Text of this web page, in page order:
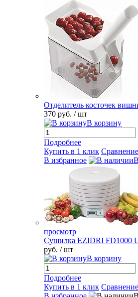
Отделитель косточек
370 руб. / шт
В корзину
Подробнее
Купить в 1 клик Сравнение
В избранное
просмотр
Сушилка EZIDRI FD1000
руб. / шт
В корзину
Подробнее
Купить в 1 клик Сравнение